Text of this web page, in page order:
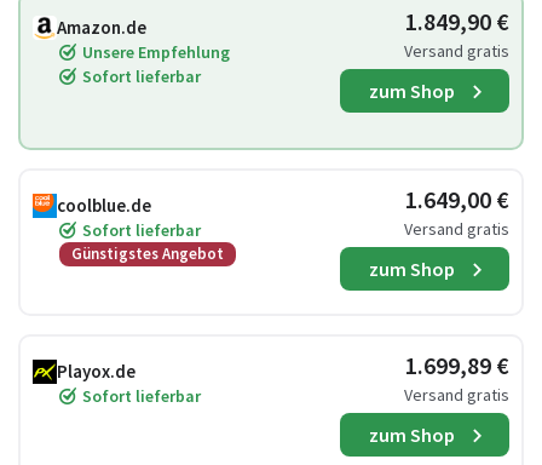
Amazon.de
Unsere Empfehlung
Sofort lieferbar
1.849,90 €
Versand gratis
zum Shop
coolblue.de
Sofort lieferbar
Günstigstes Angebot
1.649,00 €
Versand gratis
zum Shop
Playox.de
Sofort lieferbar
1.699,89 €
Versand gratis
zum Shop